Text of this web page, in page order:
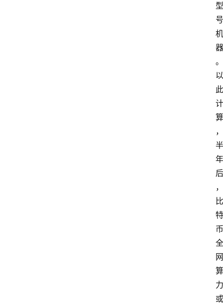
型
号
机
器
。
以
此
计
算
，
半
年
后
，
比
特
币
全
网
算
力
或